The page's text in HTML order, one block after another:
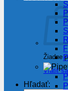
Žiadne
Vrátiť
Hľadať: